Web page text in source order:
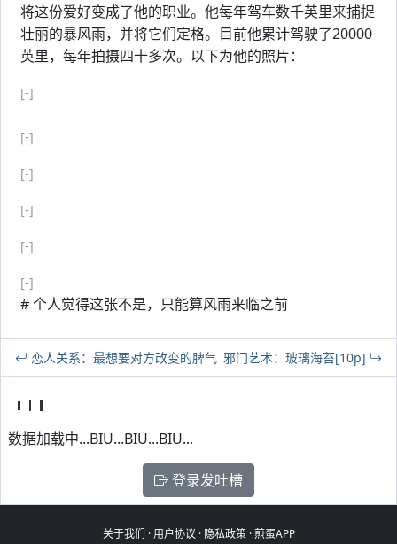
将这份爱好变成了他的职业。他每年驾车数千英里来捕捉
壮丽的暴风雨，并将它们定格。目前他累计驾驶了20000
英里，每年拍摄四十多次。以下为他的照片：
[-]
[-]
[-]
[-]
[-]
[-]
# 个人觉得这张不是，只能算风雨来临之前
恋人关系：最想要对方改变的脾气 邪门艺术：玻璃海苔[10p]
数据加载中...BIU...BIU...BIU...
登录发吐槽
关于我们 ·用户协议 · 隐私政策·煎蛋APP